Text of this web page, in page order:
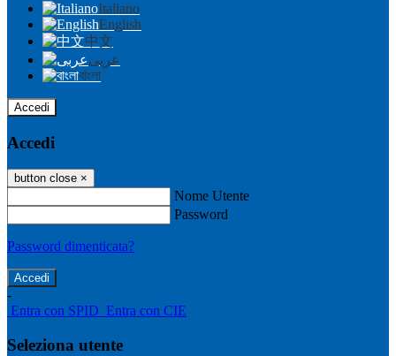
Italiano
English
中文
عربى
বাংলা
Accedi
Accedi
button close ×
Nome Utente
Password
Password dimenticata?
-
Entra con SPID Entra con CIE
Seleziona utente